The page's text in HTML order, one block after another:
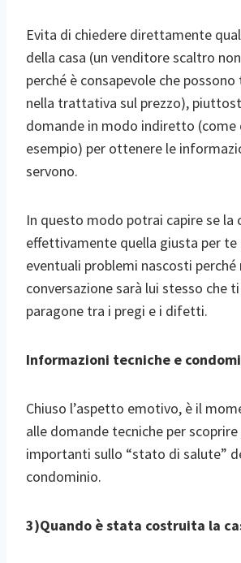
Evita di chiedere direttamente
della casa (un venditore scaltro
perché è consapevole che
nella trattativa sul prezzo),
domande in modo indiretto (come
esempio) per ottenere le
servono.
In questo modo potrai capire se la
effettivamente quella giusta per te
eventuali problemi nascosti perché
conversazione sarà lui stesso che
paragone tra i pregi e i difetti.
Informazioni tecniche e
Chiuso l’aspetto emotivo, è il
alle domande tecniche per
importanti sullo “stato di salute”
condominio.
3)Quando è stata costruita la